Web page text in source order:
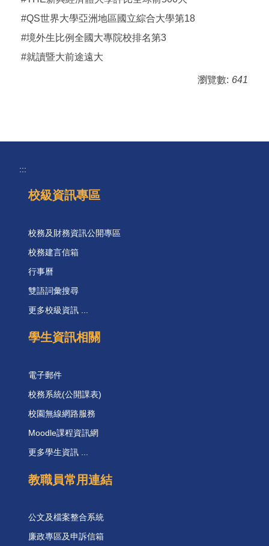
#QS世界大學亞洲地區國立綜合大學第18
#境外生比例全國大專院校排名第3
#就讀暨大前途遠大
瀏覽數: 641
:::
校級資訊專區
校務及財務資訊公開專區
校務建言信箱
行事曆
雙語詞彙搜尋
更多校級資訊 ...
學生資訊相關
電子郵件
校務系統(公開課表)
校園無線網路服務
Moodle課程資訊網
更多學生資訊 ...
教職員常用連結
公文及檔案整合系統
廉政專區及申訴信箱